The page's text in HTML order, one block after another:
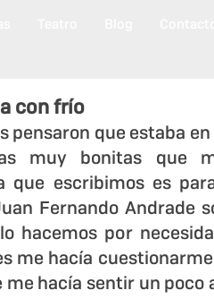
con frío
pensaron que estaba
muy bonitas que
que escribimos es
Fernando Andrade
hacemos por
me hacía
hacía sentir un poco